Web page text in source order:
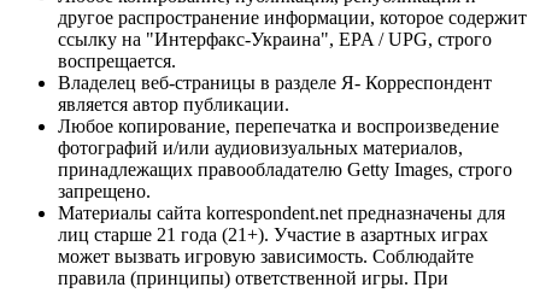
другое распространение информации, которое содержит
ссылку на "Интерфакс-Украина", EPA / UPG, строго
воспрещается.
Владелец веб-страницы в разделе Я- Корреспондент
является автор публикации.
Любое копирование, перепечатка и воспроизведение
фотографий и/или аудиовизуальных материалов,
принадлежащих правообладателю Getty Images, строго
запрещено.
Материалы сайта korrespondent.net предназначены для
лиц старше 21 года (21+). Участие в азартных играх
может вызвать игровую зависимость. Соблюдайте
правила (принципы) ответственной игры. При